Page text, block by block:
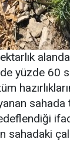
yüzde 60